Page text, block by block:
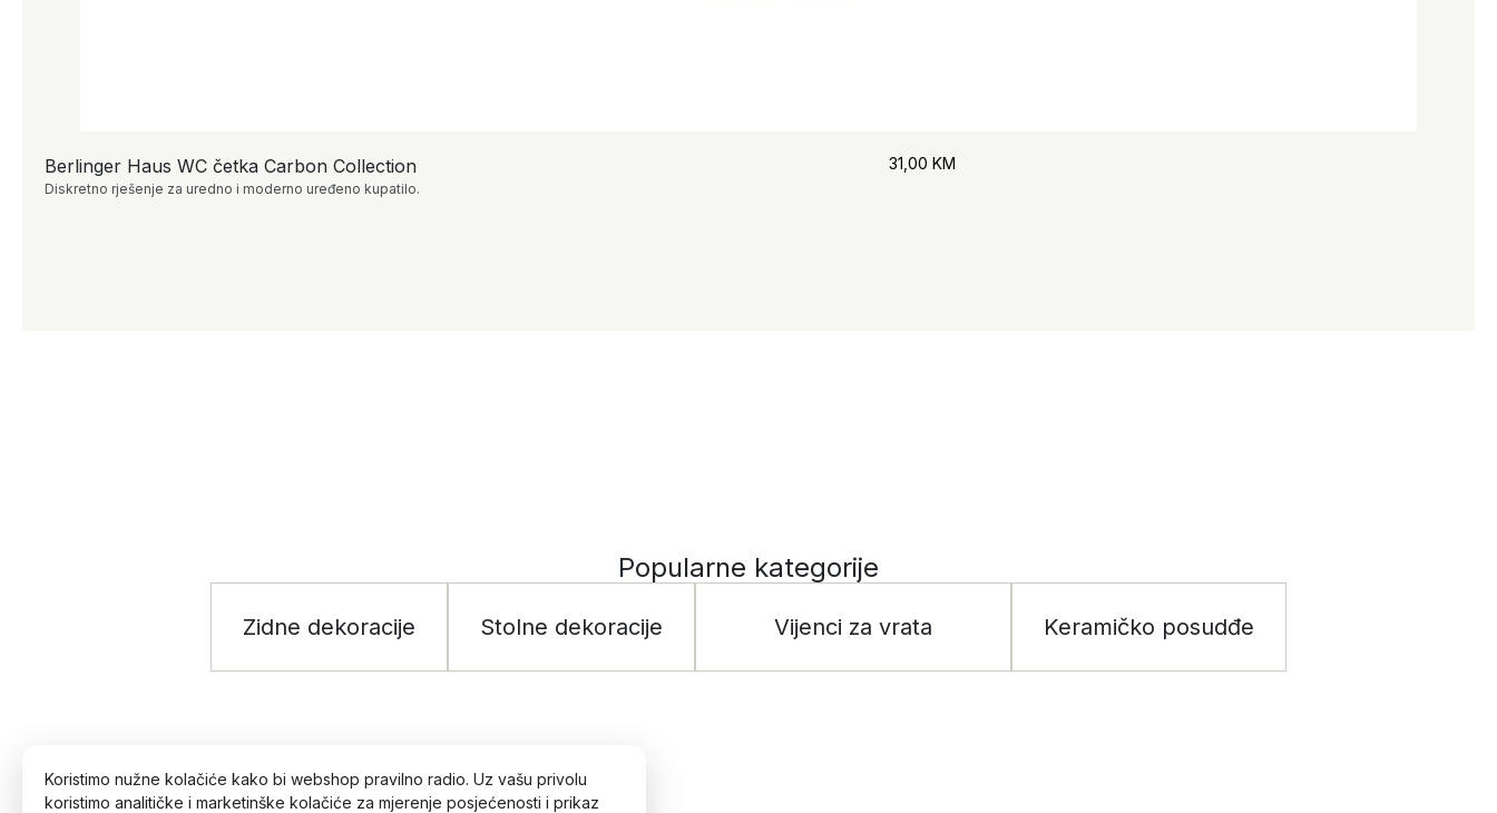
Berlinger Haus WC četka Carbon Collection
Diskretno rješenje za uredno i moderno uređeno kupatilo.
31,00KM
Popularne kategorije
Zidne dekoracije Stolne dekoracije Vijenci za vrata Keramičko posudđe
Koristimo nužne kolačiće kako bi webshop pravilno radio. Uz vašu privolu
koristimo analitičke i marketinške kolačiće za mjerenje posjećenosti i prikaz